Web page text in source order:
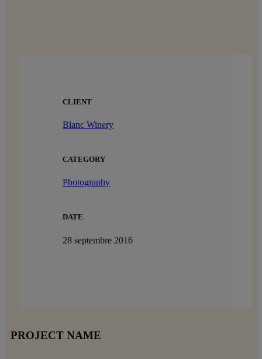
CLIENT
Blanc Winery
CATEGORY
Photography
DATE
28 septembre 2016
PROJECT NAME